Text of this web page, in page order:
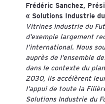
Frédéric Sanchez,
« Solutions Industrie
Vitrines Industrie du
d’exemple largement
l’international. Nous
auprès de l’ensemble
dans le contexte du
2030, ils accélèrent
l’appui de toute la
Solutions Industrie du